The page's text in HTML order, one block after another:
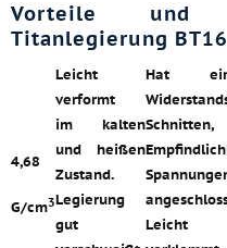
Vorteile und
Titanlegierung ВТ16
4,68
G/cm3
Leicht
verformt
im kalten
und heißen
Zustand.
Legierung
gut
Hat
Leicht